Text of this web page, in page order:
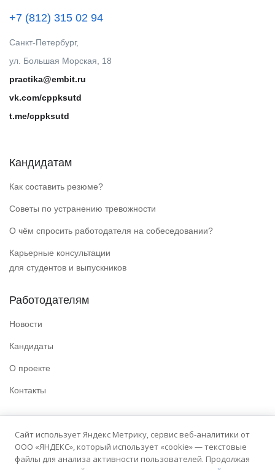
+7 (812) 315 02 94
Санкт-Петербург,
ул. Большая Морская, 18
practika@embit.ru
vk.com/cppksutd
t.me/cppksutd
Кандидатам
Как составить резюме?
Советы по устранению тревожности
О чём спросить работодателя на собеседовании?
Карьерные консультации
для студентов и выпускников
Работодателям
Новости
Кандидаты
О проекте
Контакты
Политика конфиденциальности
Сайт использует Яндекс Метрику, сервис веб-аналитики от
ООО «ЯНДЕКС», который использует «cookie» — текстовые
файлы для анализа активности пользователей. Продолжая